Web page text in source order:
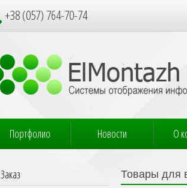
+38 (057) 764-70-74
Портфолио Новости О
Заказ
Товары для